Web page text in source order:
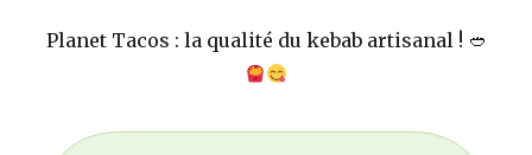
Planet Tacos : la qualité du kebab artisanal ! ⁠🥙